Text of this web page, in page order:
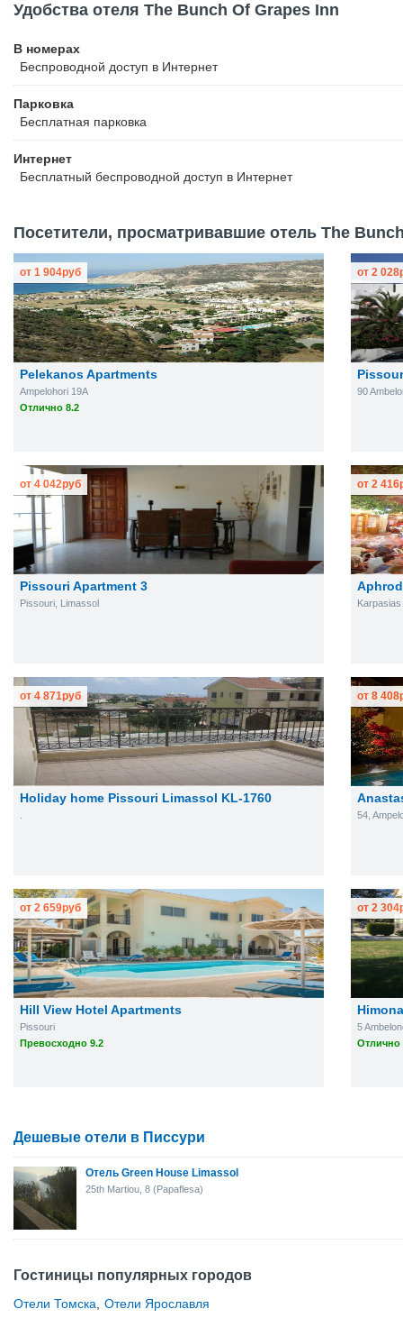
Удобства отеля The Bunch Of Grapes Inn
В номерах
Беспроводной доступ в Интернет
Парковка
Бесплатная парковка
Интернет
Бесплатный беспроводной доступ в Интернет
Посетители, просматривавшие отель The
Pelekanos Apartments
Ampelohori 19A
Отлично 8.2
от 1 904руб
90
от 2 028
Pissouri Apartment 3
Pissouri, Limassol
от 4 042руб
Karpasias
от 2 416
Holiday home Pissouri Limassol KL-1760
от 4 871руб
54,
от 8 408
Hill View Hotel Apartments
Pissouri
Превосходно 9.2
от 2 659руб
5
Отлично
от 2 304
Дешевые отели в Писсури
Отель Green House Limassol
25th Martiou, 8 (Papaflesa)
Гостиницы популярных городов
Отели Томска Отели Ярославля